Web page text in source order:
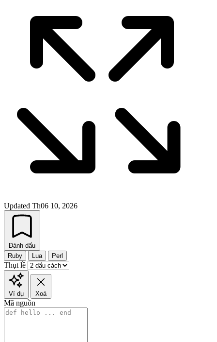
Updated Th06 10, 2026
Đánh dấu
Ruby
Lua Perl
Thụt lề
Ví dụ Xoá
Mã nguồn